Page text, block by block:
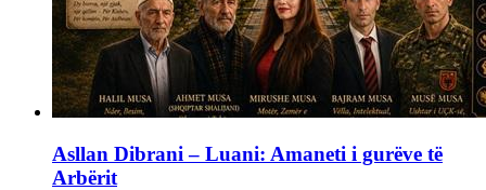
Asllan Dibrani – Luani: Amaneti i gurëve të
Arbërit